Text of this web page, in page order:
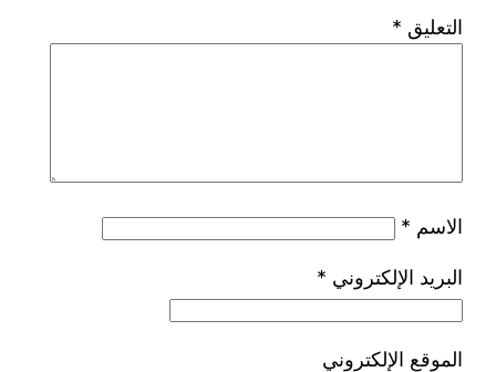
التعليق *
الاسم *
البريد الإلكتروني *
الموقع الإلكتروني